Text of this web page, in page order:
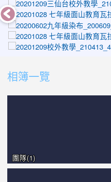
相簿一覽
團隊(1)